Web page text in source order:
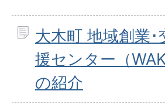
大木町 地域創業･
援センター（
の紹介